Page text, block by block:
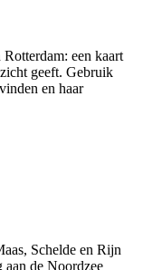
een kaart
geeft. Gebruik
en haar
Schelde en Rijn
aan de Noordzee